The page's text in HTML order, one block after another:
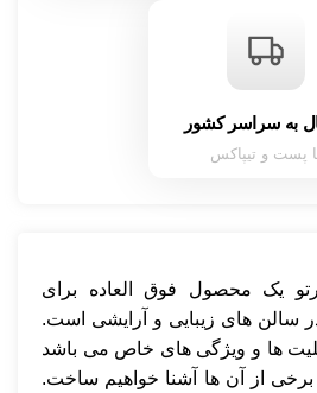
به سراسر کشور
پست و تیپاکس
یک محصول فوق العاده برای
سالن های زیبایی و آرایشی است.
ها و ویژگی های خاص می باشد
برخی از آن ها آشنا خواهیم ساخت.